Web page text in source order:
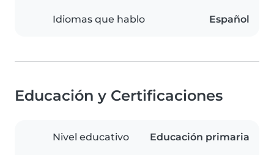
Idiomas que hablo Español
Educación y Certificaciones
Nivel educativo Educación primaria